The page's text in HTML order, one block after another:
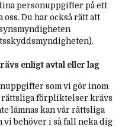
personuppgifter på ett
Du har också rätt att
enligt avtal eller lag
som vi gör inom
rättsliga förpliktelser krävs
lämnas kan vår rättsliga
behöver i så fall neka dig